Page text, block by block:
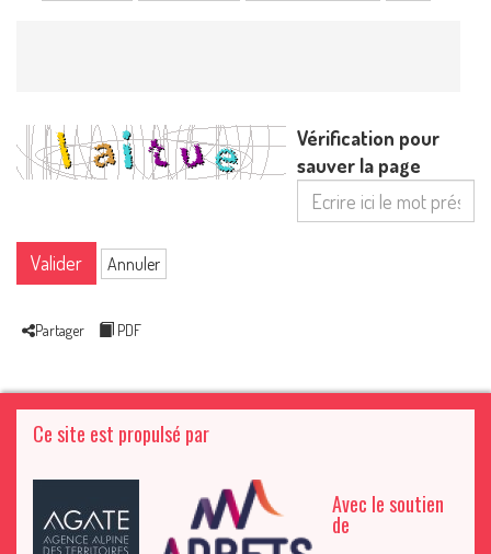
Vérification pour
sauver la page
Valider Annuler
Partager PDF
Ce site est propulsé par
Avec le soutien
de